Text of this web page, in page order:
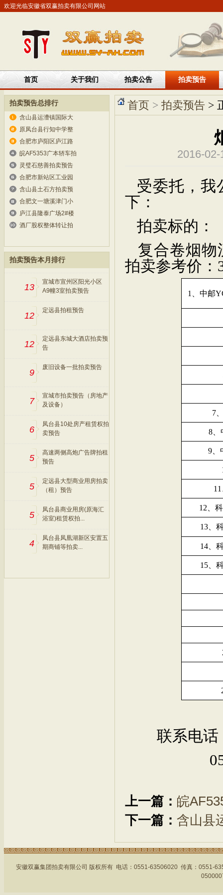
欢迎光临安徽省双赢拍卖有限公司网站
首页 关于我们 拍卖公告 拍卖预告
拍卖预告总排行
含山县运漕镇国际大
原凤台县行知中学整
合肥市庐阳区庐江路
皖AF5353广本轿车拍
灵璧石慈善拍卖预告
合肥市新站区工业园
含山县土石方拍卖预
合肥文一塘溪津门小
庐江县隆泰广场2#楼
酒厂股权整体转让拍
拍卖预告本月排行
13
宣城市宣州区阳光小区
A9幢3室拍卖预告
12
定远县拍租预告
12
定远县东城大酒店拍卖预
告
9
废旧设备一批拍卖预告
7
宣城市拍卖预告（房地产
及设备）
6
凤台县10处房产租赁权拍
卖预告
5
高速两侧高炮广告牌拍租
预告
5
定远县大型商业用房拍卖
（租）预告
5
凤台县商业用房(原海汇
浴室)租赁权拍...
4
凤台县凤凰湖新区安置五
期商铺等拍卖...
首页 > 拍卖预告 >
2016-
受委托，我
下：
拍卖标的：
复合卷烟物
拍卖参考价：
1、中邮
7
8、
9、
12、
13、
14、
15、
联系电话
上一篇： 皖
下一篇： 含山县
安徽双赢集团拍卖有限公司 版权所有 电话：0551-63506020 传真：0551-